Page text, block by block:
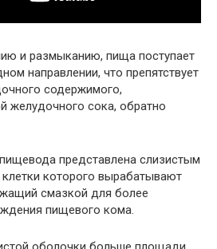
и размыканию, пища поступает
направлении, что препятствует
содержимого,
желудочного сока, обратно
представлена слизистым
которого вырабатывают
смазкой для более
пищевого кома.